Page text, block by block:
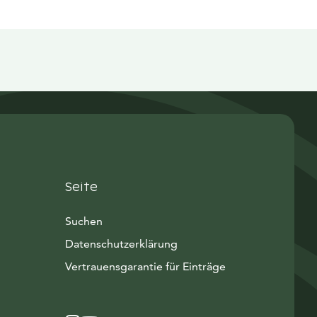
Seite
Suchen
Datenschutzerklärung
Vertrauensgarantie für Einträge